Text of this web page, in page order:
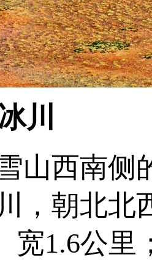
川
山西南侧
，朝北北
宽1.6公